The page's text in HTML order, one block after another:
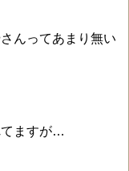
んってあまり無い
てますが…